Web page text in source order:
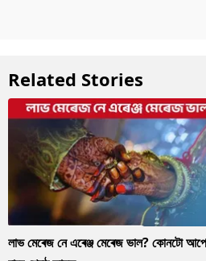
Related Stories
লাভ মেৰেজ নে এৰেঞ্জ মেৰেজ ভাল? কোনটো